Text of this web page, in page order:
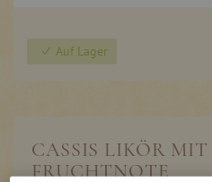
Auf Lager
CASSIS LIKÖR
FRUCHTNOTE